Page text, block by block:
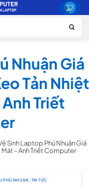
Nhuận Giá
Tản Nhiệt
Triết
Sinh Laptop Phú Nhuận Giá
Mát – Anh Triết Computer
PHÚ NHUẬN
TIN TỨC